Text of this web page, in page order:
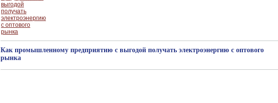
Как промышленному предприятию с выгодой получать электроэнергию с оптового
рынка